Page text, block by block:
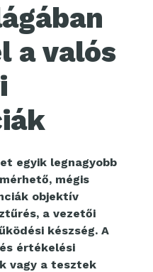
a valós
egyik legnagyobb
mégis
objektív
a vezetői
készség. A
értékelési
vagy a tesztek